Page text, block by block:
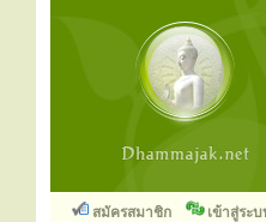
สมัครสมาชิก เข้าสู่ระ